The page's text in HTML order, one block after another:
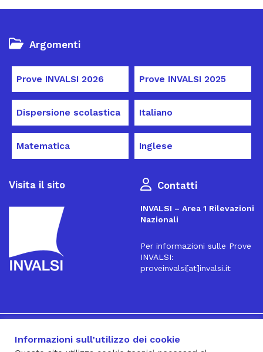
Argomenti
Prove INVALSI 2026 Prove INVALSI 2025
Dispersione scolastica Italiano
Matematica Inglese
Visita il sito Contatti
INVALSI – Area 1 Rilevazioni
Nazionali
Per informazioni sulle Prove
INVALSI:
proveinvalsi[at]invalsi.it
Iscriviti alla Newsletter
Informazioni sull’utilizzo dei cookie